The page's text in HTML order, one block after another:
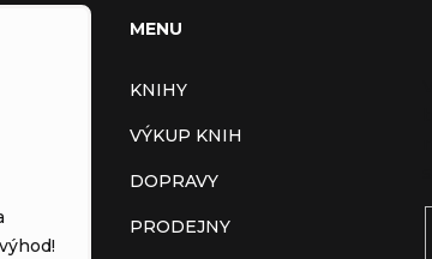
MENU
KNIHY
VÝKUP KNIH
DOPRAVY
PRODEJNY